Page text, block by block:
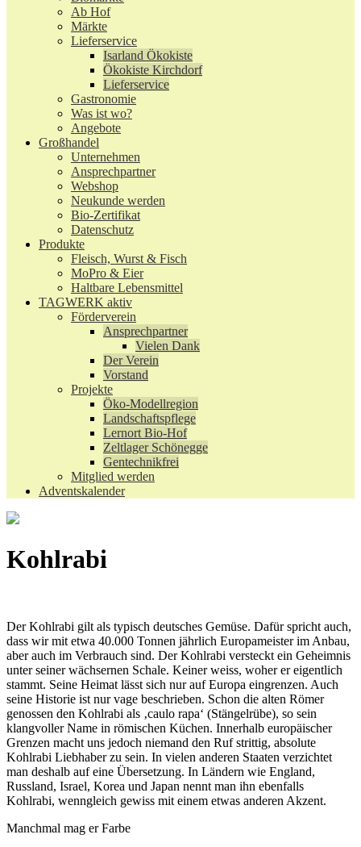
Ab Hof
Märkte
Lieferservice
Isarland Ökokiste
Ökokiste Kirchdorf
Lieferservice
Gastronomie
Was ist wo?
Angebote
Großhandel
Unternehmen
Ansprechpartner
Webshop
Neukunde werden
Bio-Zertifikat
Datenschutz
Produkte
Fleisch, Wurst & Fisch
MoPro & Eier
Haltbare Lebensmittel
TAGWERK aktiv
Förderverein
Ansprechpartner
Vielen Dank
Der Verein
Vorstand
Projekte
Öko-Modellregion
Landschaftspflege
Lernort Bio-Hof
Zeltlager Schönegge
Gentechnikfrei
Mitglied werden
Adventskalender
Kohlrabi
Der Kohlrabi gilt als typisch deutsches Gemüse. Dafür spricht auch,
dass wir mit etwa 40.000 Tonnen jährlich Europameister im Anbau,
aber auch im Verbrauch sind. Der Kohlrabi versteckt ein Geheimnis
unter seiner wächsernen Schale. Keiner weiss, woher er eigentlich
stammt. Seine Heimat lässt sich nur auf Europa eingrenzen. Auch
seine Historie ist nur vage beschrieben. Schon die alten Römer
genossen den Kohlrabi als ‚caulo rapa‘ (Stängelrübe), so sein
klangvoller Name in römischen Küchen. Innerhalb europäischer
Grenzen macht uns jedoch niemand den Ruf strittig, absolute
Kohlrabi Liebhaber zu sein. In vielen anderen Staaten verzichtet
man deshalb auf eine Übersetzung. In Ländern wie England,
Russland, Israel, Korea und Japan nennt man ihn ebenfalls
Kohlrabi, wenngleich gewiss mit einem etwas anderen Akzent.
Manchmal mag er Farbe